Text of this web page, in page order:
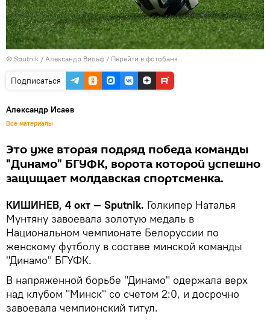
© Sputnik / Александр Вильф / Перейти в фотобанк
Подписаться
Александр Исаев
Все материалы
Это уже вторая подряд победа команды
"Динамо" БГУФК, ворота которой успешно
защищает молдавская спортсменка.
КИШИНЕВ, 4 окт — Sputnik. Голкипер Наталья
Мунтяну завоевала золотую медаль в
Национальном чемпионате Белоруссии по
женскому футболу в составе минской команды
"Динамо" БГУФК.
В напряженной борьбе "Динамо" одержала верх
над клубом "Минск" со счетом 2:0, и досрочно
завоевала чемпионский титул.